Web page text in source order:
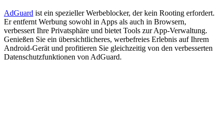
AdGuard ist ein spezieller Werbeblocker, der kein Rooting erfordert.
Er entfernt Werbung sowohl in Apps als auch in Browsern,
verbessert Ihre Privatsphäre und bietet Tools zur App-Verwaltung.
Genießen Sie ein übersichtlicheres, werbefreies Erlebnis auf Ihrem
Android-Gerät und profitieren Sie gleichzeitig von den verbesserten
Datenschutzfunktionen von AdGuard.